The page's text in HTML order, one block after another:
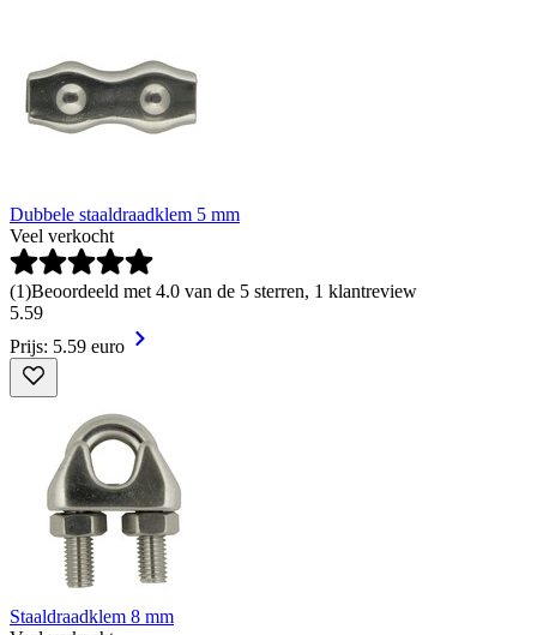
Dubbele staaldraadklem 5 mm
Veel verkocht
(1)Beoordeeld met 4.0 van de 5 sterren, 1 klantreview
5.59
Prijs: 5.59 euro
Staaldraadklem 8 mm